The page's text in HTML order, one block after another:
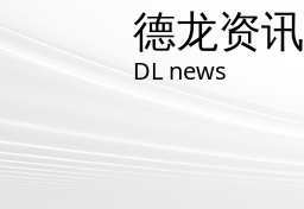
德龙资讯
DL news